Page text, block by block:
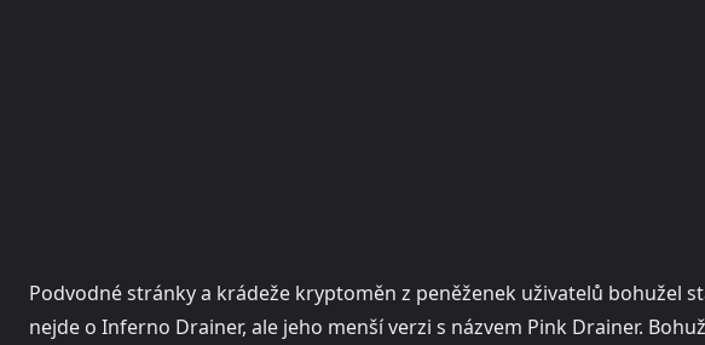
Podvodné stránky a krádeže kryptoměn z peněženek uživatelů bohužel
nejde o Inferno Drainer, ale jeho menší verzi s názvem Pink Drainer.